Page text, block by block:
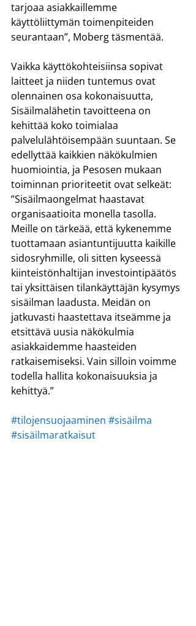
tarjoaa asiakkaillemme
käyttöliittymän toimenpiteiden
seurantaan”, Moberg täsmentää.
Vaikka käyttökohteisiinsa sopivat
laitteet ja niiden tuntemus ovat
olennainen osa kokonaisuutta,
Sisäilmalähetin tavoitteena on
kehittää koko toimialaa
palvelulähtöisempään suuntaan. Se
edellyttää kaikkien näkökulmien
huomiointia, ja Pesosen mukaan
toiminnan prioriteetit ovat selkeät:
”Sisäilmaongelmat haastavat
organisaatioita monella tasolla.
Meille on tärkeää, että kykenemme
tuottamaan asiantuntijuutta kaikille
sidosryhmille, oli sitten kyseessä
kiinteistönhaltijan investointipäätös
tai yksittäisen tilankäyttäjän kysymys
sisäilman laadusta. Meidän on
jatkuvasti haastettava itseämme ja
etsittävä uusia näkökulmia
asiakkaidemme haasteiden
ratkaisemiseksi. Vain silloin voimme
todella hallita kokonaisuuksia ja
kehittyä.”
#tilojensuojaaminen #sisäilma
#sisäilmaratkaisut